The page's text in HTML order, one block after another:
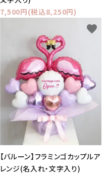
7,500円(税込8,250円)
【バルーン】フラミンゴカップルア
レンジ(名入れ・文字入り)
favorite